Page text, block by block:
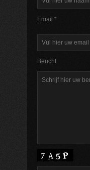
Email *
Bericht